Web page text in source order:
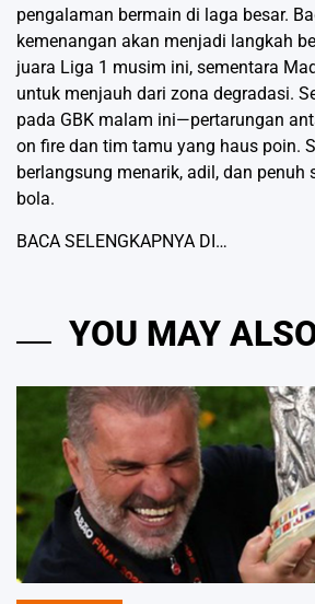
pengalaman bermain di laga besar.
kemenangan akan menjadi langkah
juara Liga 1 musim ini, sementara
untuk menjauh dari zona degradasi.
pada GBK malam ini—pertarungan
on fire dan tim tamu yang haus poin.
berlangsung menarik, adil, dan penuh
bola.
BACA SELENGKAPNYA DI…
YOU MAY